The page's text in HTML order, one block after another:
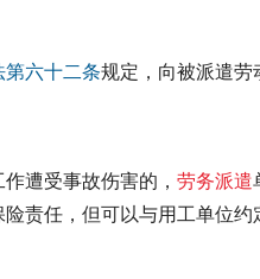
第六十二条规定，向被派遣劳
遭受事故伤害的， 劳务派遣
责任，但可以与用工单位约